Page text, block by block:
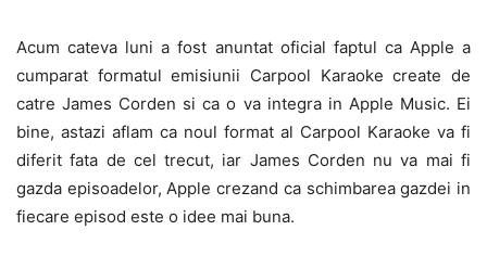
Acum cateva luni a fost anuntat oficial faptul ca Apple a
cumparat formatul emisiunii Carpool Karaoke create de
catre James Corden si ca o va integra in Apple Music. Ei
bine, astazi aflam ca noul format al Carpool Karaoke va fi
diferit fata de cel trecut, iar James Corden nu va mai fi
gazda episoadelor, Apple crezand ca schimbarea gazdei in
fiecare episod este o idee mai buna.